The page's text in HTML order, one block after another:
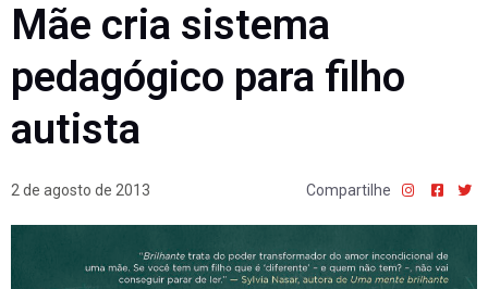
Mãe cria sistema
pedagógico para filho
autista
2 de agosto de 2013 Compartilhe